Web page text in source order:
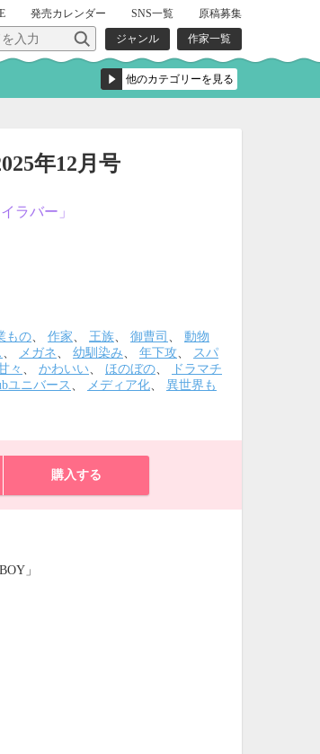
発売カレンダー SNS一覧
原稿募集
ジャンル
作家一覧
年12月号
ラバー」
もの、 作家、 王族、 御曹司 、 動物
、 メガネ、 幼馴染み、 年下攻、 スパ
々 、 かわいい、 ほのぼの、
ドラマチ
ユニバース、 メディア化、 異世界も
購入する
」